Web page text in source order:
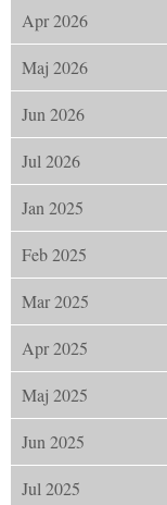
Apr 2026
Maj 2026
Jun 2026
Jul 2026
Jan 2025
Feb 2025
Mar 2025
Apr 2025
Maj 2025
Jun 2025
Jul 2025